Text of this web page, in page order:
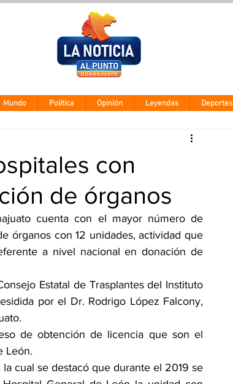
Mundo Política Opinión Leyendas Deportes
con
de órganos
cuenta con el mayor número de
órganos con 12 unidades, actividad que
a nivel nacional en donación de
Estatal de Trasplantes del Instituto
por el Dr. Rodrigo López Falcony,
de obtención de licencia que son el
León.
cual se destacó que durante el 2019 se